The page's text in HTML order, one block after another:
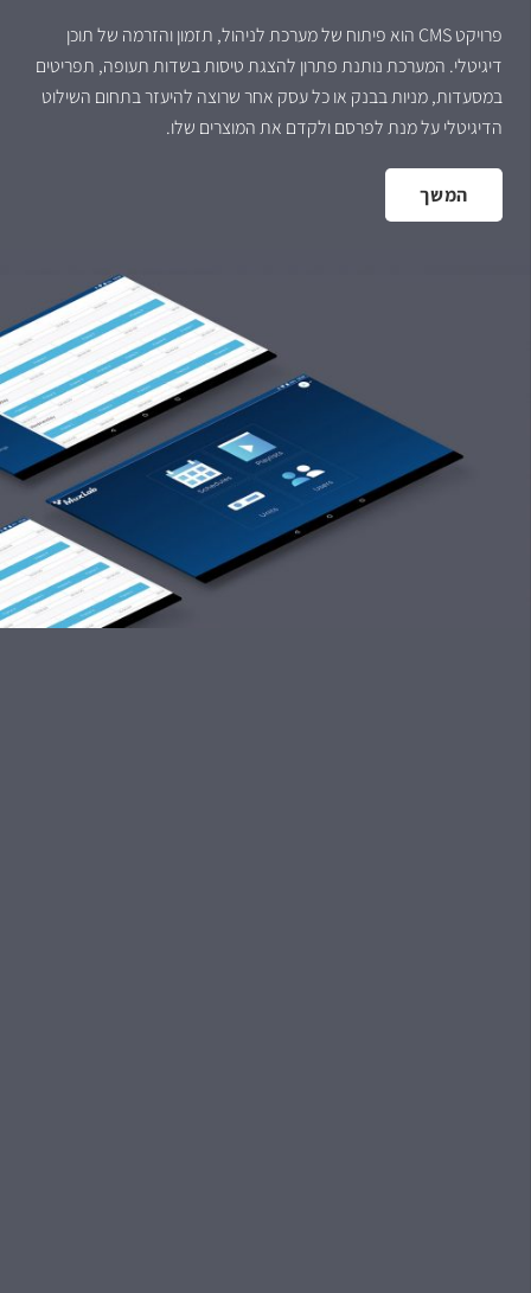
פרויקט CMS הוא פיתוח של מערכת לניהול, תזמון והזרמה של תוכן
דיגיטלי. המערכת נותנת פתרון להצגת טיסות בשדות תעופה, תפריטים
במסעדות, מניות בבנק או כל עסק אחר שרוצה להיעזר בתחום השילוט
הדיגיטלי על מנת לפרסם ולקדם את המוצרים שלו.
המשך